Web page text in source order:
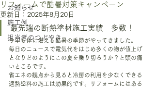
お知らせ
施工例
担当者のつぶやき
リフォームで酷暑対策キャンペーン
更新日： 2025年8月20日
最先端の断熱塗材施工実績　多数！
今年も体に堪える酷暑の季節がやってきました。
毎日のニュースで電気代をはじめ多くの物が値上げ
となりどのようにこの夏を乗り切ろうか？と頭の痛
いところです。
省エネの観点から見ると冷房の利用を少なくできる
遮熱塗料の施工は効果的です。リフォームにはある